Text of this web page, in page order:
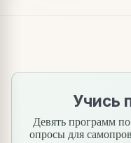
Учись
Девять программ
опросы для